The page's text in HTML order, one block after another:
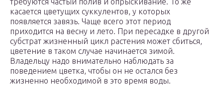
касается цветущих суккулентов, у которых
появляется завязь. Чаще всего этот период
приходится на весну и лето. При пересадке в другой
субстрат жизненный цикл растения может сбиться,
цветение в таком случае начинается зимой.
Владельцу надо внимательно наблюдать за
поведением цветка, чтобы он не остался без
жизненно необходимой в это время воды.